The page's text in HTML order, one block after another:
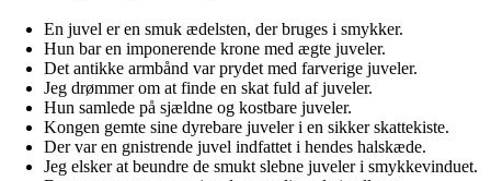
En juvel er en smuk ædelsten, der bruges i smykker.
Hun bar en imponerende krone med ægte juveler.
Det antikke armbånd var prydet med farverige juveler.
Jeg drømmer om at finde en skat fuld af juveler.
Hun samlede på sjældne og kostbare juveler.
Kongen gemte sine dyrebare juveler i en sikker skattekiste.
Der var en gnistrende juvel indfattet i hendes halskæde.
Jeg elsker at beundre de smukt slebne juveler i smykkevinduet.